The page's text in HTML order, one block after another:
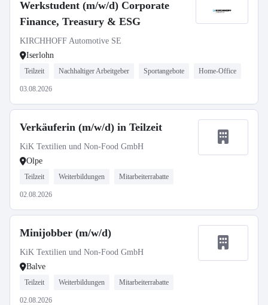
Werkstudent (m/w/d) Corporate
Finance, Treasury & ESG
KIRCHHOFF Automotive SE
Iserlohn
Teilzeit Nachhaltiger Arbeitgeber Sportangebote Home-Office
03.08.2026
Verkäuferin (m/w/d) in Teilzeit
KiK Textilien und Non-Food GmbH
Olpe
Teilzeit Weiterbildungen Mitarbeiterrabatte
02.08.2026
Minijobber (m/w/d)
KiK Textilien und Non-Food GmbH
Balve
Teilzeit Weiterbildungen Mitarbeiterrabatte
02.08.2026